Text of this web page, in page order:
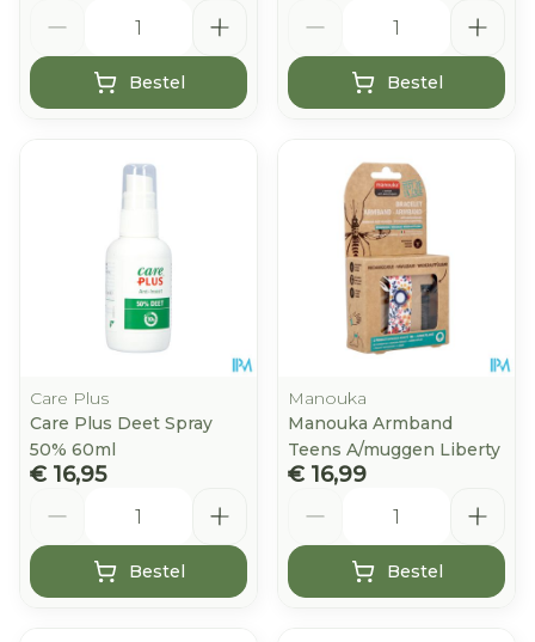
Bestel Bestel
Care Plus
Care Plus Deet Spray
50% 60ml
€ 16,95
Bestel
Manouka
Manouka Armband
Teens A/muggen Liberty
€ 16,99
Bestel